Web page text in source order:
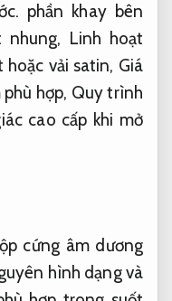
phần khay bên
Linh hoạt
vải satin, Giá
hợp, Quy trình
cao cấp khi mở
cứng âm dương
hình dạng và